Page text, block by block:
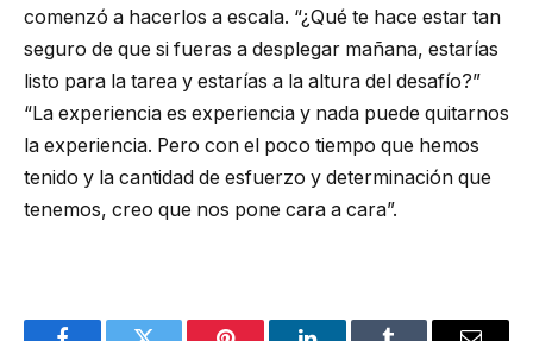
comenzó a hacerlos a escala. “¿Qué te hace estar tan
seguro de que si fueras a desplegar mañana, estarías
listo para la tarea y estarías a la altura del desafío?”
“La experiencia es experiencia y nada puede quitarnos
la experiencia. Pero con el poco tiempo que hemos
tenido y la cantidad de esfuerzo y determinación que
tenemos, creo que nos pone cara a cara”.